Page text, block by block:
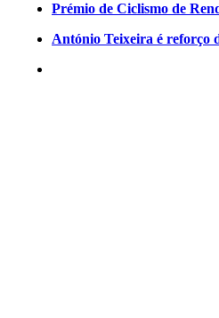
Prémio de Ciclismo de
António Teixeira é reforço